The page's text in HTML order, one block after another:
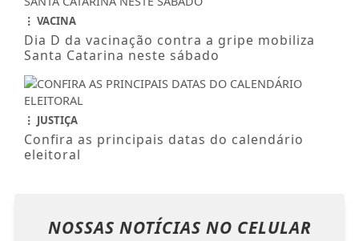
VACINA
Dia D da vacinação contra a gripe mobiliza
Santa Catarina neste sábado
JUSTIÇA
Confira as principais datas do calendário
eleitoral
NOSSAS NOTÍCIAS NO CELULAR